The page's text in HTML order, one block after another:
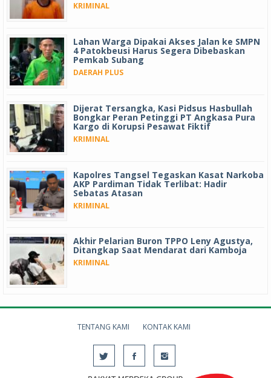
KRIMINAL
Lahan Warga Dipakai Akses Jalan ke SMPN
4 Patokbeusi Harus Segera Dibebaskan
Pemkab Subang
DAERAH PLUS
Dijerat Tersangka, Kasi Pidsus Hasbullah
Bongkar Peran Petinggi PT Angkasa Pura
Kargo di Korupsi Pesawat Fiktif
KRIMINAL
Kapolres Tangsel Tegaskan Kasat Narkoba
AKP Pardiman Tidak Terlibat: Hadir
Sebatas Atasan
KRIMINAL
Akhir Pelarian Buron TPPO Leny Agustya,
Ditangkap Saat Mendarat dari Kamboja
KRIMINAL
TENTANG KAMI KONTAK KAMI